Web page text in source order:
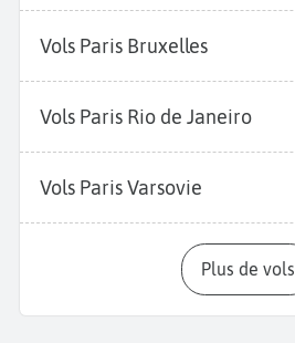
Vols Paris Bruxelles
Vols Paris Rio de Janeiro
Vols Paris Varsovie
Plus de vols